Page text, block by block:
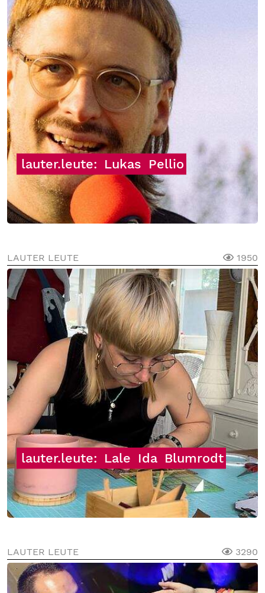
lauter.leute: Lukas Pellio
LAUTER LEUTE 1950
lauter.leute: Lale Ida Blumrodt
LAUTER LEUTE 3290